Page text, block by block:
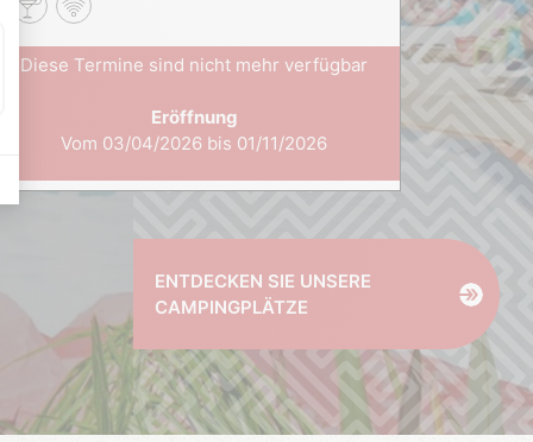
Diese Termine sind nicht mehr verfügbar
Eröffnung
Vom 03/04/2026 bis 01/11/2026
ENTDECKEN SIE UNSERE
CAMPINGPLÄTZE